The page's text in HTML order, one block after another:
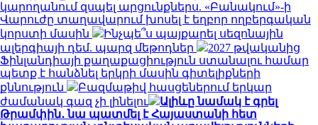
կարողանում զսպել արցունքներս. «Բանակում»-ի
Վարուժը տաղավարում խոսել է եղբոր ողբերգական
կորստի մասին
Ինչպե՞ս պայքարել սեզոնային
ալերգիայի դեմ. պարզ մեթոդներ
2027 թվականից
Ֆինլանդիայի քաղաքացիություն ստանալու համար
պետք է հանձնել երկրի մասին գիտելիքների
քննություն
Բազմաթիվ հասցեներում երկար
ժամանակ գազ չի լինելու
Ալիևը նամակ է գրել
Թրամփին․ նա պատմել է Հայաստանի հետ